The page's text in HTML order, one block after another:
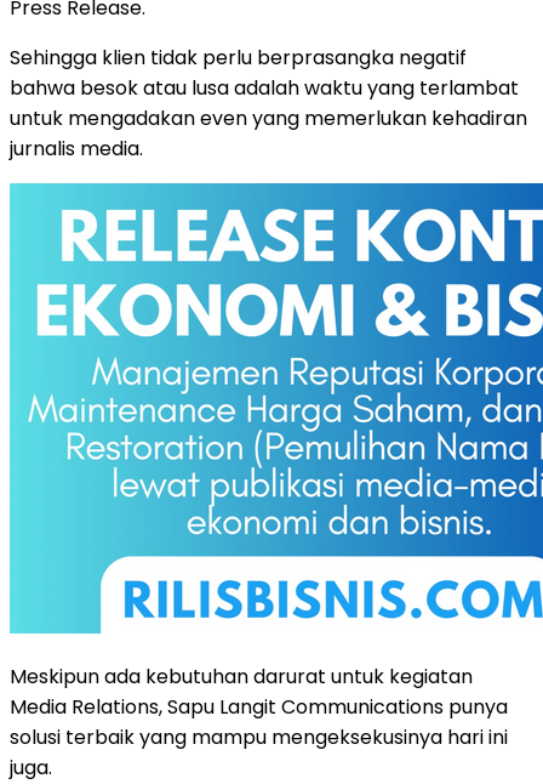
Press Release.
Sehingga klien tidak perlu berprasangka negatif
bahwa besok atau lusa adalah waktu yang terlambat
untuk mengadakan even yang memerlukan kehadiran
jurnalis media.
Meskipun ada kebutuhan darurat untuk kegiatan
Media Relations, Sapu Langit Communications punya
solusi terbaik yang mampu mengeksekusinya hari ini
juga.